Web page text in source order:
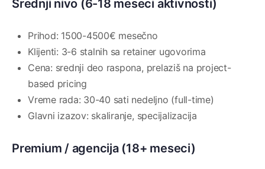
Srednji nivo (6-18 meseci aktivnosti)
Prihod: 1500-4500€ mesečno
Klijenti: 3-6 stalnih sa retainer ugovorima
Cena: srednji deo raspona, prelaziš na project-
based pricing
Vreme rada: 30-40 sati nedeljno (full-time)
Glavni izazov: skaliranje, specijalizacija
Premium / agencija (18+ meseci)